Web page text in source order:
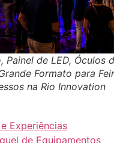
de LED, Óculos
Formato para
na Rio Innovation
Experiências
de Equipamentos